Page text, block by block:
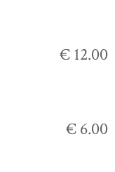
€ 12.00
€ 6.00